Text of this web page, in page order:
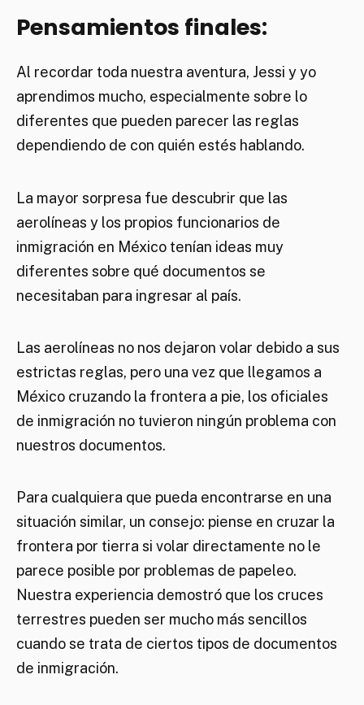
Pensamientos finales:
Al recordar toda nuestra aventura, Jessi y yo
aprendimos mucho, especialmente sobre lo
diferentes que pueden parecer las reglas
dependiendo de con quién estés hablando.
La mayor sorpresa fue descubrir que las
aerolíneas y los propios funcionarios de
inmigración en México tenían ideas muy
diferentes sobre qué documentos se
necesitaban para ingresar al país.
Las aerolíneas no nos dejaron volar debido a sus
estrictas reglas, pero una vez que llegamos a
México cruzando la frontera a pie, los oficiales
de inmigración no tuvieron ningún problema con
nuestros documentos.
Para cualquiera que pueda encontrarse en una
situación similar, un consejo: piense en cruzar la
frontera por tierra si volar directamente no le
parece posible por problemas de papeleo.
Nuestra experiencia demostró que los cruces
terrestres pueden ser mucho más sencillos
cuando se trata de ciertos tipos de documentos
de inmigración.